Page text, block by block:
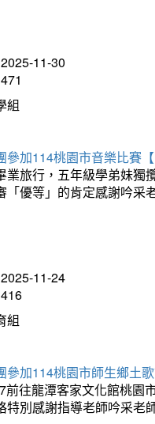
11-30
組
參加114桃園市音樂比賽
業旅行，五年級學弟妹獨
「優等」的肯定感謝吟采
11-24
組
參加114桃園市師生鄉土
前往龍潭客家文化館桃園
特別感謝指導老師吟采老